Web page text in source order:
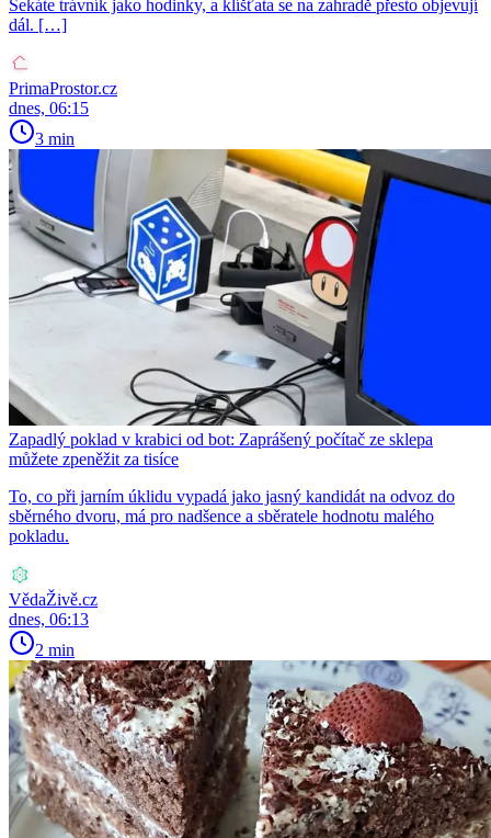
Sekáte trávník jako hodinky, a klíšťata se na zahradě přesto objevují
dál. […]
PrimaProstor.cz
dnes, 06:15
3 min
Zapadlý poklad v krabici od bot: Zaprášený počítač ze sklepa
můžete zpeněžit za tisíce
To, co při jarním úklidu vypadá jako jasný kandidát na odvoz do
sběrného dvoru, má pro nadšence a sběratele hodnotu malého
pokladu.
VědaŽivě.cz
dnes, 06:13
2 min